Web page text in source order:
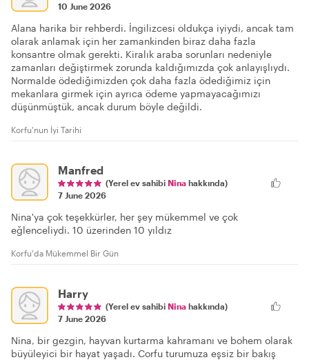
10 June 2026
Alana harika bir rehberdi. İngilizcesi oldukça iyiydi, ancak tam
olarak anlamak için her zamankinden biraz daha fazla
konsantre olmak gerekti. Kiralık araba sorunları nedeniyle
zamanları değiştirmek zorunda kaldığımızda çok anlayışlıydı.
Normalde ödediğimizden çok daha fazla ödediğimiz için
mekanlara girmek için ayrıca ödeme yapmayacağımızı
düşünmüştük, ancak durum böyle değildi.
Korfu'nun İyi Tarihi
Manfred
(Yerel ev sahibi Nina hakkında)
7 June 2026
Nina'ya çok teşekkürler, her şey mükemmel ve çok
eğlenceliydi. 10 üzerinden 10 yıldız
Korfu'da Mükemmel Bir Gün
Harry
(Yerel ev sahibi Nina hakkında)
7 June 2026
Nina, bir gezgin, hayvan kurtarma kahramanı ve bohem olarak
büyüleyici bir hayat yaşadı. Corfu turumuza eşsiz bir bakış